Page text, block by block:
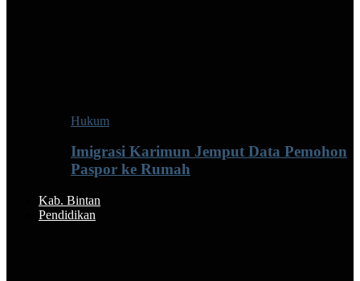
Hukum
Imigrasi Karimun Jemput Data Pemohon
Paspor ke Rumah
Kab. Bintan
Pendidikan